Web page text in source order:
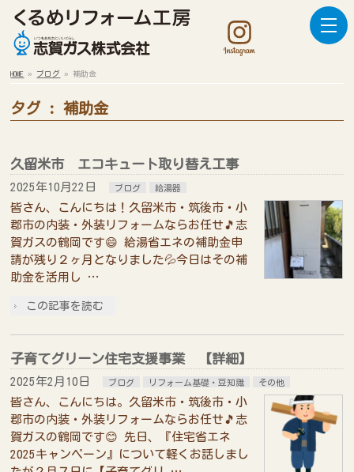
HOME » ブログ » 補助金
タグ : 補助金
久留米市 エコキュート取り替え工事
2025年10月22日 ブログ 給湯器
皆さん、こんにちは！久留米市・筑後市・小
郡市の内装・外装リフォームならお任せ🎵志
賀ガスの鶴岡です😄 給湯省エネの補助金申
請が残り２ヶ月となりました💦今日はその補
助金を活用し …
この記事を読む
子育てグリーン住宅支援事業 【詳細】
2025年2月10日 ブログ リフォーム基礎・豆知識 その他
皆さん、こんにちは。久留米市・筑後市・小
郡市の内装・外装リフォームならお任せ🎵志
賀ガスの鶴岡です😊 先日、『住宅省エネ
2025キャンペーン』について軽くお話しまし